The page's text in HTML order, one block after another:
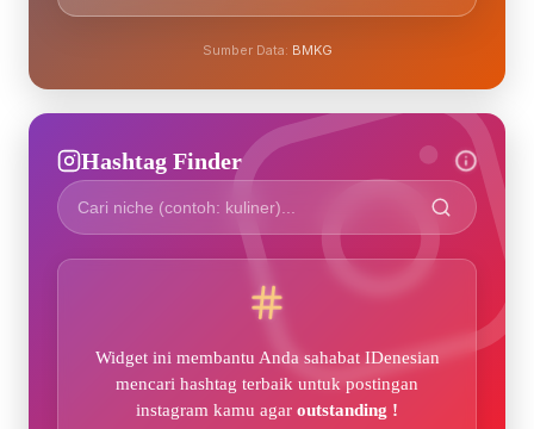
Sumber Data: BMKG
Hashtag Finder
Widget ini membantu Anda sahabat IDenesian
mencari hashtag terbaik untuk postingan
instagram kamu agar outstanding !